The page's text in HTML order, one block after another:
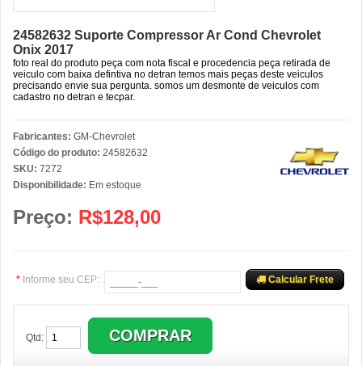
24582632 Suporte Compressor Ar Cond Chevrolet
Onix 2017
foto real do produto peça com nota fiscal e procedencia peça retirada de
veiculo com baixa defintiva no detran temos mais peças deste veiculos
precisando envie sua pergunta. somos um desmonte de veiculos com
cadastro no detran e tecpar.
Fabricantes: GM-Chevrolet
Código do produto: 24582632
SKU: 7272
Disponibilidade: Em estoque
Preço: R$128,00
* Informe seu CEP: Calcular Frete
Qtd: